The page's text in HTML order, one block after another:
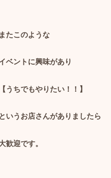
またこのような
ベントに興味があり
【うちでもやりたい！！】
というお店さんがありましたら
歓迎です。